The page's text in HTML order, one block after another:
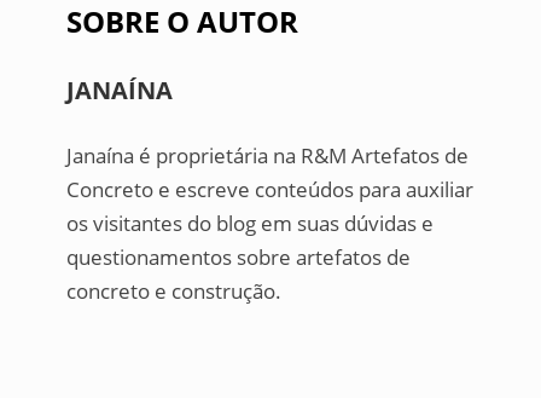
SOBRE O AUTOR
JANAÍNA
Janaína é proprietária na R&M Artefatos de
Concreto e escreve conteúdos para auxiliar
os visitantes do blog em suas dúvidas e
questionamentos sobre artefatos de
concreto e construção.